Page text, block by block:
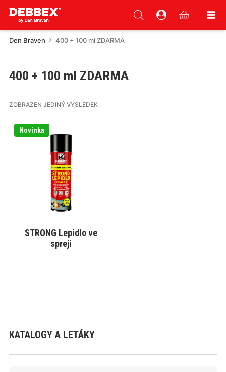
Den Braven 400 + 100 ml ZDARMA
KATALOGY A LETÁKY
400 + 100 ml ZDARMA
ZOBRAZEN JEDINÝ VÝSLEDEK
Novinka
VYBRAT VARIANTU
Tento
produkt
STRONG Lepidlo ve
spreji